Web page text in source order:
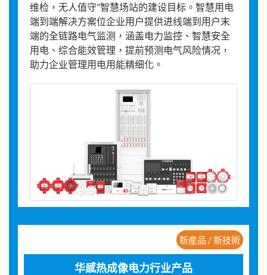
维检，无人值守”智慧场站的建设目标。智慧用电
端到端解决方案位企业用户提供进线端到用户末
端的全链路电气监测，涵盖电力监控、智慧安全
用电、综合能效管理，提前预测电气风险情况，
助力企业管理用电用能精细化。
新産品 / 新技術
华感热成像电力行业产品